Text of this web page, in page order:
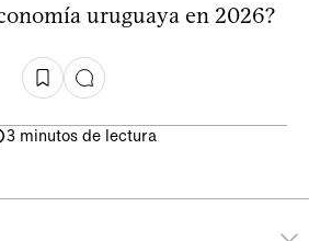
uruguaya en 2026?
3 minutos de lectura